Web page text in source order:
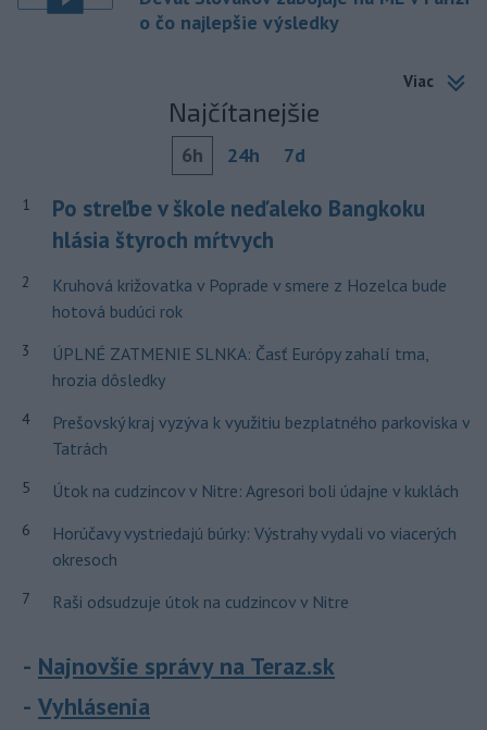
o čo najlepšie výsledky
Viac
Najčítanejšie
6h 24h 7d
1
Po streľbe v škole neďaleko Bangkoku
hlásia štyroch mŕtvych
2
Kruhová križovatka v Poprade v smere z Hozelca bude
hotová budúci rok
3
ÚPLNÉ ZATMENIE SLNKA: Časť Európy zahalí tma,
hrozia dôsledky
4
Prešovský kraj vyzýva k využitiu bezplatného parkoviska v
Tatrách
5 Útok na cudzincov v Nitre: Agresori boli údajne v kuklách
6
Horúčavy vystriedajú búrky: Výstrahy vydali vo viacerých
okresoch
7 Raši odsudzuje útok na cudzincov v Nitre
Najnovšie správy na Teraz.sk
Vyhlásenia